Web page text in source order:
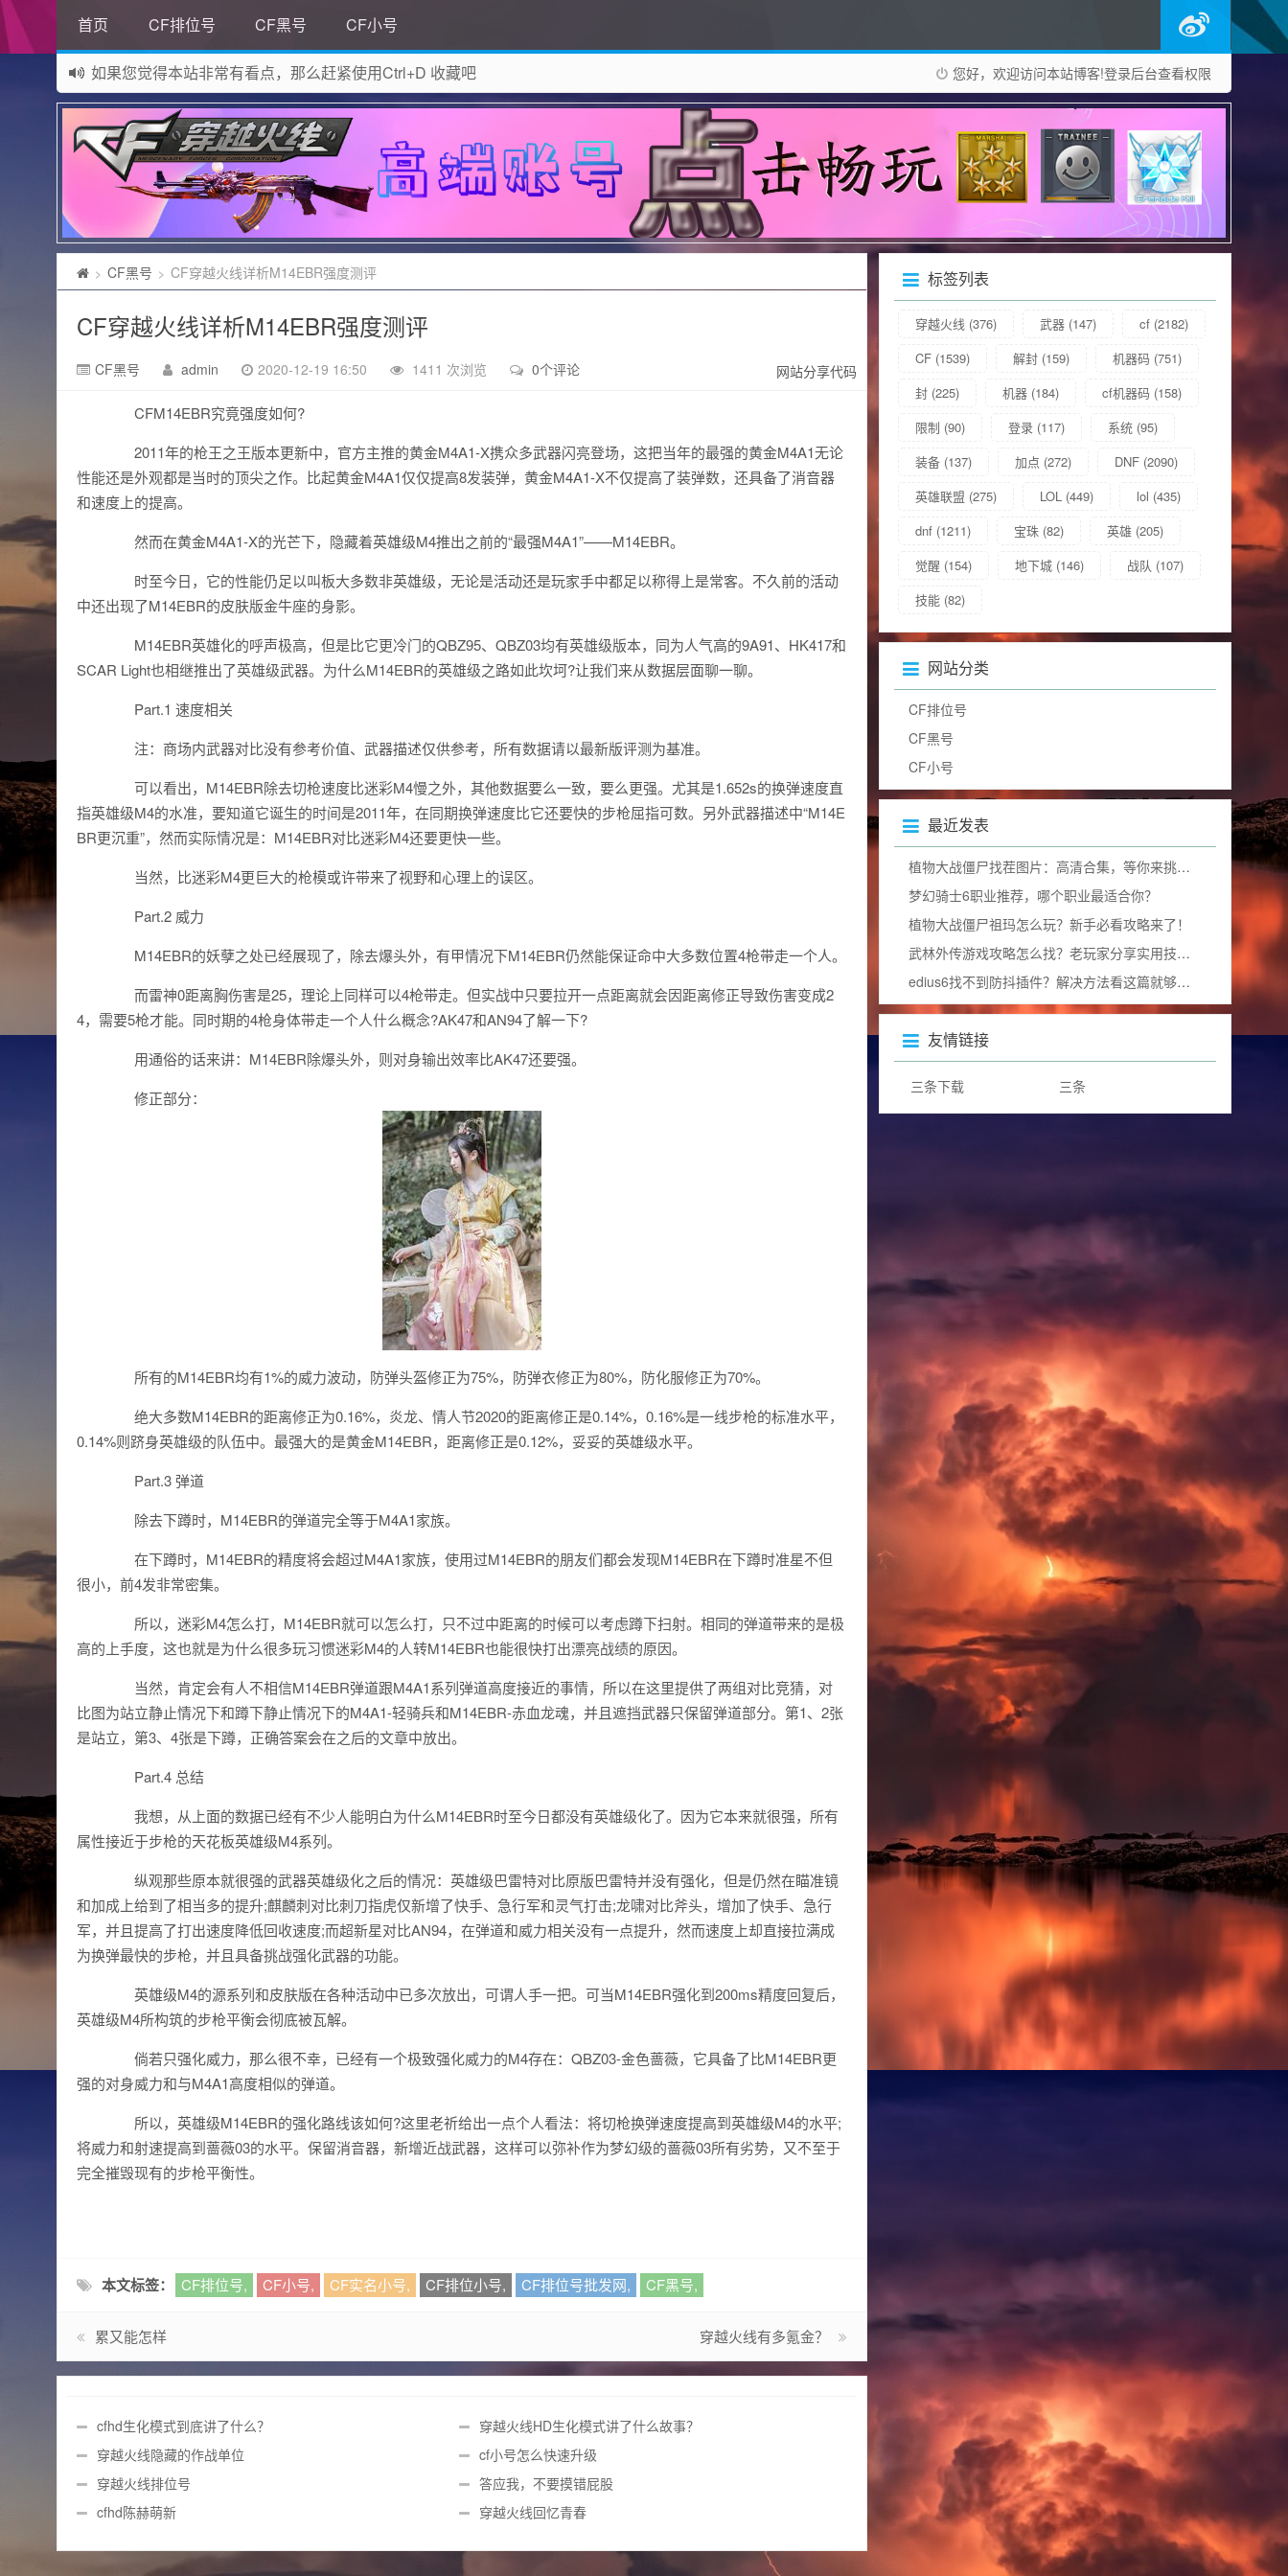
首页 CF排位号 CF黑号 CF小号
您好，欢迎访问本站博客!登录后台查看权限
如果您觉得本站非常有看点，那么赶紧使用Ctrl+D 收藏吧
网站所有资源均来自网络，如有侵权请联系站长删除！
> CF黑号 > CF穿越火线详析M14EBR强度测评
CF穿越火线详析M14EBR强度测评
CF黑号 admin 2020-12-19 16:50 1411 次浏览 0个评论 网站分享代码
CFM14EBR究竟强度如何?
2011年的枪王之王版本更新中，官方主推的黄金M4A1-X携众多武器闪亮登场，这把当年的最强的黄金M4A1无论
性能还是外观都是当时的顶尖之作。比起黄金M4A1仅仅提高8发装弹，黄金M4A1-X不仅提高了装弹数，还具备了消音器
和速度上的提高。
然而在黄金M4A1-X的光芒下，隐藏着英雄级M4推出之前的“最强M4A1”——M14EBR。
时至今日，它的性能仍足以叫板大多数非英雄级，无论是活动还是玩家手中都足以称得上是常客。不久前的活动
中还出现了M14EBR的皮肤版金牛座的身影。
M14EBR英雄化的呼声极高，但是比它更冷门的QBZ95、QBZ03均有英雄级版本，同为人气高的9A91、HK417和
SCAR Light也相继推出了英雄级武器。为什么M14EBR的英雄级之路如此坎坷?让我们来从数据层面聊一聊。
Part.1 速度相关
注：商场内武器对比没有参考价值、武器描述仅供参考，所有数据请以最新版评测为基准。
可以看出，M14EBR除去切枪速度比迷彩M4慢之外，其他数据要么一致，要么更强。尤其是1.652s的换弹速度直
指英雄级M4的水准，要知道它诞生的时间是2011年，在同期换弹速度比它还要快的步枪屈指可数。另外武器描述中“M14E
BR更沉重”，然而实际情况是：M14EBR对比迷彩M4还要更快一些。
当然，比迷彩M4更巨大的枪模或许带来了视野和心理上的误区。
Part.2 威力
M14EBR的妖孽之处已经展现了，除去爆头外，有甲情况下M14EBR仍然能保证命中大多数位置4枪带走一个人。
而雷神0距离胸伤害是25，理论上同样可以4枪带走。但实战中只要拉开一点距离就会因距离修正导致伤害变成2
4，需要5枪才能。同时期的4枪身体带走一个人什么概念?AK47和AN94了解一下?
用通俗的话来讲：M14EBR除爆头外，则对身输出效率比AK47还要强。
修正部分：
所有的M14EBR均有1%的威力波动，防弹头盔修正为75%，防弹衣修正为80%，防化服修正为70%。
绝大多数M14EBR的距离修正为0.16%，炎龙、情人节2020的距离修正是0.14%，0.16%是一线步枪的标准水平，
0.14%则跻身英雄级的队伍中。最强大的是黄金M14EBR，距离修正是0.12%，妥妥的英雄级水平。
Part.3 弹道
除去下蹲时，M14EBR的弹道完全等于M4A1家族。
在下蹲时，M14EBR的精度将会超过M4A1家族，使用过M14EBR的朋友们都会发现M14EBR在下蹲时准星不但
很小，前4发非常密集。
所以，迷彩M4怎么打，M14EBR就可以怎么打，只不过中距离的时候可以考虑蹲下扫射。相同的弹道带来的是极
高的上手度，这也就是为什么很多玩习惯迷彩M4的人转M14EBR也能很快打出漂亮战绩的原因。
当然，肯定会有人不相信M14EBR弹道跟M4A1系列弹道高度接近的事情，所以在这里提供了两组对比竞猜，对
比图为站立静止情况下和蹲下静止情况下的M4A1-轻骑兵和M14EBR-赤血龙魂，并且遮挡武器只保留弹道部分。第1、2张
是站立，第3、4张是下蹲，正确答案会在之后的文章中放出。
Part.4 总结
我想，从上面的数据已经有不少人能明白为什么M14EBR时至今日都没有英雄级化了。因为它本来就很强，所有
属性接近于步枪的天花板英雄级M4系列。
纵观那些原本就很强的武器英雄级化之后的情况：英雄级巴雷特对比原版巴雷特并没有强化，但是仍然在瞄准镜
和加成上给到了相当多的提升;麒麟刺对比刺刀指虎仅新增了快手、急行军和灵气打击;龙啸对比斧头，增加了快手、急行
军，并且提高了打出速度降低回收速度;而超新星对比AN94，在弹道和威力相关没有一点提升，然而速度上却直接拉满成
为换弹最快的步枪，并且具备挑战强化武器的功能。
英雄级M4的源系列和皮肤版在各种活动中已多次放出，可谓人手一把。可当M14EBR强化到200ms精度回复后，
英雄级M4所构筑的步枪平衡会彻底被瓦解。
倘若只强化威力，那么很不幸，已经有一个极致强化威力的M4存在：QBZ03-金色蔷薇，它具备了比M14EBR更
强的对身威力和与M4A1高度相似的弹道。
所以，英雄级M14EBR的强化路线该如何?这里老祈给出一点个人看法：将切枪换弹速度提高到英雄级M4的水平;
将威力和射速提高到蔷薇03的水平。保留消音器，新增近战武器，这样可以弥补作为梦幻级的蔷薇03所有劣势，又不至于
完全摧毁现有的步枪平衡性。
本文标签： CF排位号, CF小号, CF实名小号, CF排位小号, CF排位号批发网, CF黑号,
累又能怎样 穿越火线有多氪金？
cfhd生化模式到底讲了什么？
穿越火线HD生化模式讲了什么故事？
穿越火线隐藏的作战单位
cf小号怎么快速升级
穿越火线排位号
答应我，不要摸错屁股
cfhd陈赫萌新
穿越火线回忆青春
标签列表
穿越火线 (376) 武器 (147) cf (2182)
CF (1539) 解封 (159) 机器码 (751)
封 (225) 机器 (184) cf机器码 (158)
限制 (90) 登录 (117) 系统 (95)
装备 (137) 加点 (272) DNF (2090)
英雄联盟 (275) LOL (449) lol (435)
dnf (1211) 宝珠 (82) 英雄 (205)
觉醒 (154) 地下城 (146) 战队 (107)
技能 (82)
网站分类
CF排位号
CF黑号
CF小号
最近发表
植物大战僵尸找茬图片：高清合集，等你来挑战眼力极限！
梦幻骑士6职业推荐，哪个职业最适合你？
植物大战僵尸祖玛怎么玩？新手必看攻略来了！
武林外传游戏攻略怎么找？老玩家分享实用技巧！
edius6找不到防抖插件？解决方法看这篇就够了！
友情链接
三条下载 三条